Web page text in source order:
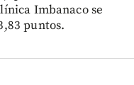
Imbanaco se
puntos.